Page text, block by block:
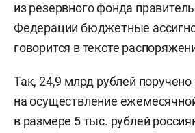
из резервного фонда
Федерации бюджетные
говорится в тексте
Так, 24,9 млрд рублей
на осуществление
в размере 5 тыс. рублей